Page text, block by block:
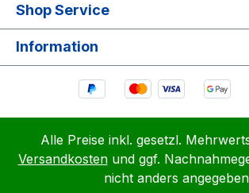
Shop Service
Information
Alle Preise inkl. gesetzl.
Versandkostenund ggf.
nicht anders